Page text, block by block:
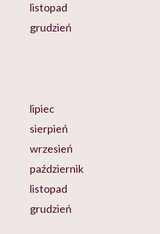
listopad
grudzień
lipiec
sierpień
wrzesień
październik
listopad
grudzień